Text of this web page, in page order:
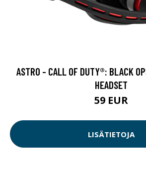
ASTRO - CALL OF DUTY®: BLACK
HEADSET
59 EUR
LISÄTIETOJA